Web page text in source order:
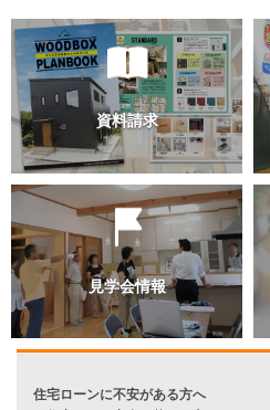
過去のブログ（月別）